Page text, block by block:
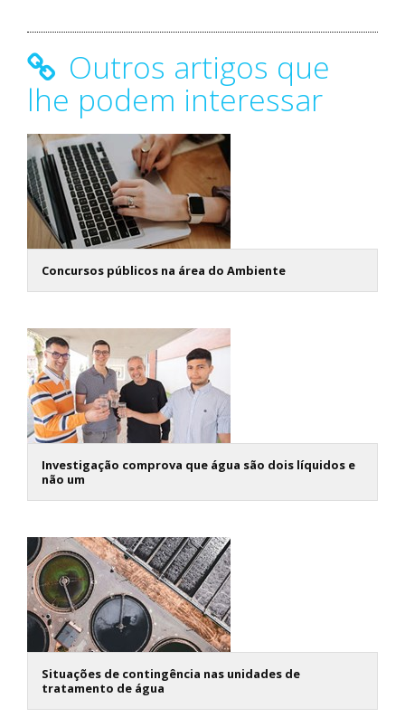
Outros artigos que
lhe podem interessar
Concursos públicos na área do Ambiente
Investigação comprova que água são dois líquidos e
não um
Situações de contingência nas unidades de
tratamento de água